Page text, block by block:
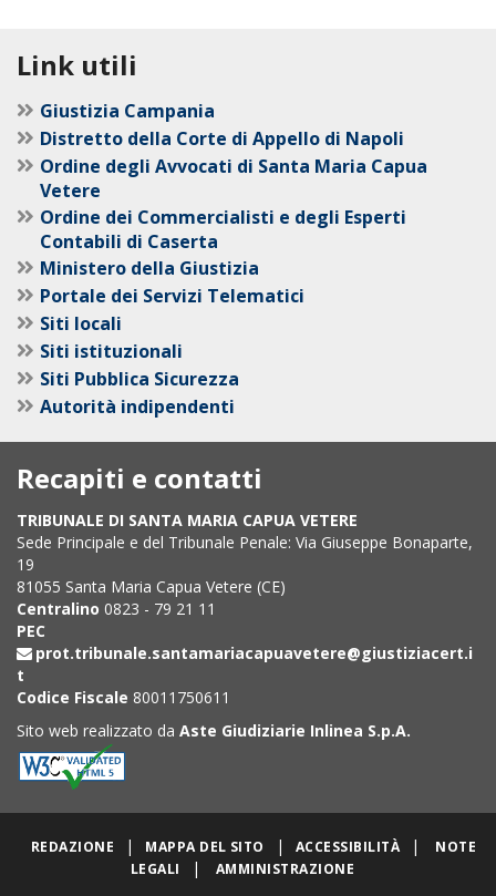
Link utili
Giustizia Campania
Distretto della Corte di Appello di Napoli
Ordine degli Avvocati di Santa Maria Capua
Vetere
Ordine dei Commercialisti e degli Esperti
Contabili di Caserta
Ministero della Giustizia
Portale dei Servizi Telematici
Siti locali
Siti istituzionali
Siti Pubblica Sicurezza
Autorità indipendenti
Recapiti e contatti
TRIBUNALE DI SANTA MARIA CAPUA VETERE
Sede Principale e del Tribunale Penale: Via Giuseppe Bonaparte,
19
81055 Santa Maria Capua Vetere (CE)
Centralino 0823 - 79 21 11
PEC
prot.tribunale.santamariacapuavetere@giustiziacert.i
t
Codice Fiscale 80011750611
Sito web realizzato da Aste Giudiziarie Inlinea S.p.A.
REDAZIONE | MAPPA DEL SITO | ACCESSIBILITÀ |
NOTE
LEGALI
| AMMINISTRAZIONE